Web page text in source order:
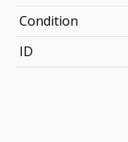
Condition
ID